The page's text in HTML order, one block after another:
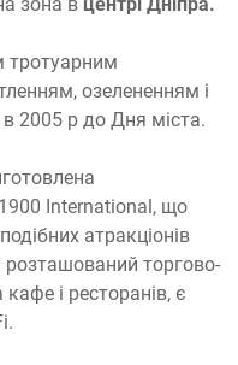
тротуарним
озелененням і
2005 р до Дня міста.
International, що
атракціонів
торгово-
і ресторанів, є